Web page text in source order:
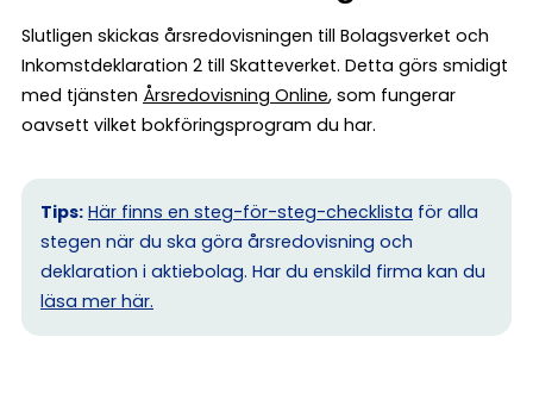
Slutligen skickas årsredovisningen till Bolagsverket och
Inkomstdeklaration 2 till Skatteverket. Detta görs smidigt
med tjänsten Årsredovisning Online, som fungerar
oavsett vilket bokföringsprogram du har.
Tips: Här finns en steg-för-steg-checklista för alla
stegen när du ska göra årsredovisning och
deklaration i aktiebolag. Har du enskild firma kan du
läsa mer här.